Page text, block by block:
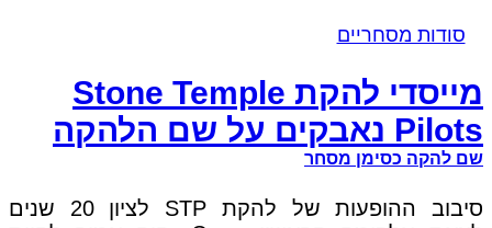
סודות מסחריים
מייסדי להקת Stone Temple
Pilots נאבקים על שם הלהקה
שם להקה כסימן מסחר
סיבוב ההופעות של להקת STP לציון 20 שנים